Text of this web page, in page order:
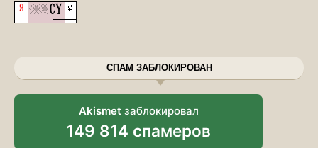
СПАМ ЗАБЛОКИРОВАН
Akismet заблокировал
149 814 спамеров